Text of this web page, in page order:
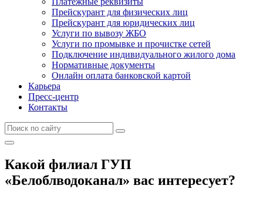
Прейскурант для физических лиц
Прейскурант для юридических лиц
Услуги по вывозу ЖБО
Услуги по промывке и прочистке сетей
Подключение индивидуального жилого дома
Нормативные документы
Онлайн оплата банковской картой
Карьера
Пресс-центр
Контакты
Какой филиал ГУП
«Белоблводоканал» вас интересует?